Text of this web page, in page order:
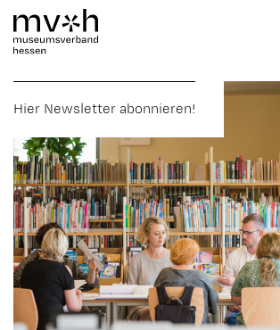
Hier Newsletter abonnieren!